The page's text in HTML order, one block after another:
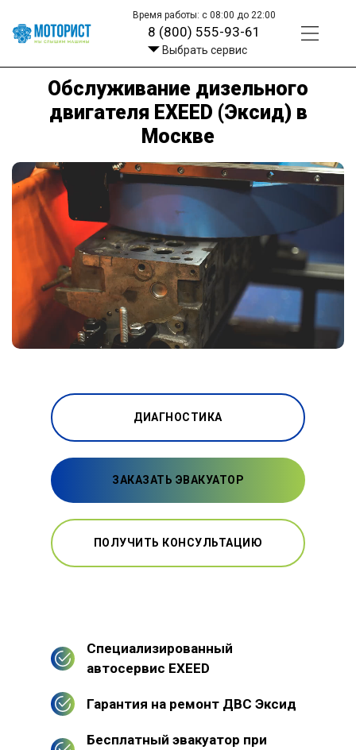
Время работы: с 08:00 до 22:00
8 (800) 555-93-61
Выбрать сервис
Обслуживание дизельного
двигателя EXEED (Эксид) в
Москве
ДИАГНОСТИКА
ЗАКАЗАТЬ ЭВАКУАТОР
ПОЛУЧИТЬ КОНСУЛЬТАЦИЮ
Специализированный
автосервис EXEED
Гарантия на ремонт ДВС Эксид
Бесплатный эвакуатор при